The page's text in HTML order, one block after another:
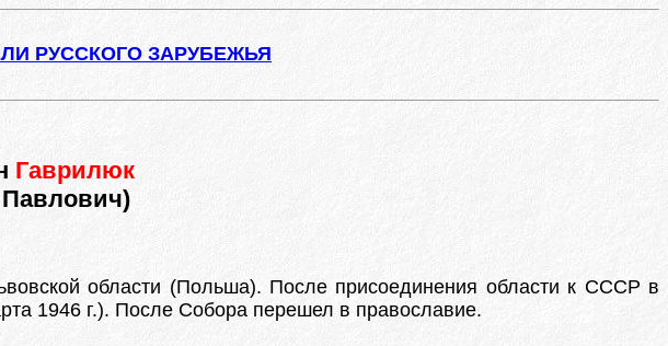
РУССКОГО ЗАРУБЕЖЬЯ
Гаврилюк
области (Польша). После присоединения области к СССР в
1946 г.). После Собора перешел в православие.